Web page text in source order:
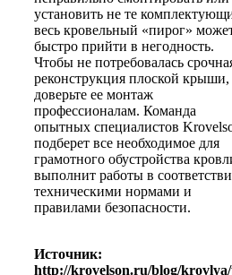
установить не те
весь кровельный «пирог»
быстро прийти в негодность.
Чтобы не потребовалась
реконструкция плоской крыши,
доверьте ее монтаж
профессионалам. Команда
опытных специалистов
подберет все необходимое для
грамотного обустройства
выполнит работы в
техническими нормами и
правилами безопасности.
Источник:
http://krovelson.ru/blog/